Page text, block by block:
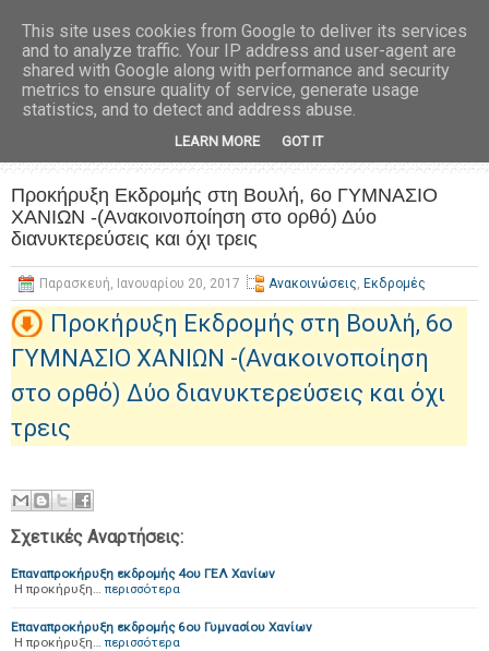
Προκήρυξη Εκδρομής στη Βουλή, 6ο ΓΥΜΝΑΣΙΟ
ΧΑΝΙΩΝ -(Ανακοινοποίηση στο ορθό) Δύο
διανυκτερεύσεις και όχι τρεις
Παρασκευή, Ιανουαρίου 20, 2017 Ανακοινώσεις, Εκδρομές
Προκήρυξη Εκδρομής στη Βουλή, 6ο
ΓΥΜΝΑΣΙΟ ΧΑΝΙΩΝ -(Ανακοινοποίηση
στο ορθό) Δύο διανυκτερεύσεις και όχι
τρεις
Σχετικές Αναρτήσεις:
Επαναπροκήρυξη εκδρομής 4ου ΓΕΛ Χανίων
Η προκήρυξη… περισσότερα
Επαναπροκήρυξη εκδρομής 6ου Γυμνασίου Χανίων
Η προκήρυξη… περισσότερα
This site uses cookies from Google to deliver its services
and to analyze traffic. Your IP address and user-agent are
shared with Google along with performance and security
metrics to ensure quality of service, generate usage
statistics, and to detect and address abuse.
LEARN MORE GOT IT